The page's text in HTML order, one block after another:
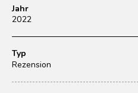
Jahr
2022
Typ
Rezension